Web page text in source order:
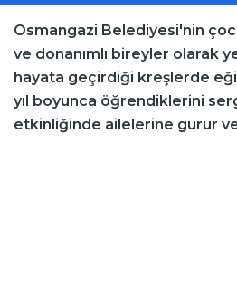
Osmangazi Belediyesi'nin
ve donanımlı bireyler olarak
hayata geçirdiği kreşlerde
yıl boyunca öğrendiklerini
etkinliğinde ailelerine gurur